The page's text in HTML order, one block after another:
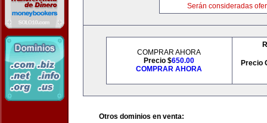
Serán consideradas
COMPRAR AHORA
Precio $650.00
COMPRAR AHORA
Precio
Otros dominios en venta: